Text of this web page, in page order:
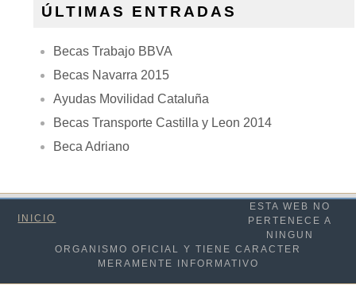
ÚLTIMAS ENTRADAS
Becas Trabajo BBVA
Becas Navarra 2015
Ayudas Movilidad Cataluña
Becas Transporte Castilla y Leon 2014
Beca Adriano
INICIO
ESTA WEB NO
PERTENECE A
NINGUN
ORGANISMO OFICIAL Y TIENE CARACTER
MERAMENTE INFORMATIVO